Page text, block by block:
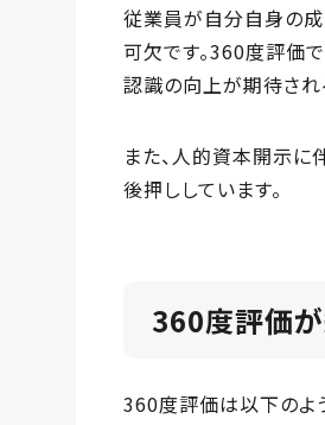
従業員が自分自身の成
可欠です。360度評価
認識の向上が期待され
また、人的資本開示
後押ししています。
360度評価
360度評価は以下のよ